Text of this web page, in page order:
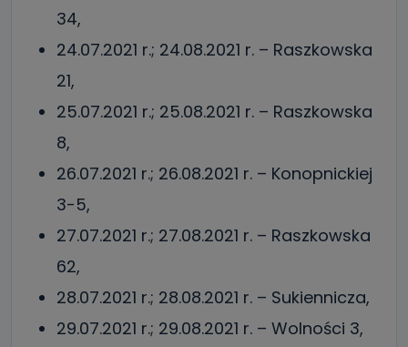
34,
24.07.2021 r.; 24.08.2021 r. – Raszkowska
21,
25.07.2021 r.; 25.08.2021 r. – Raszkowska
8,
26.07.2021 r.; 26.08.2021 r. – Konopnickiej
3-5,
27.07.2021 r.; 27.08.2021 r. – Raszkowska
62,
28.07.2021 r.; 28.08.2021 r. – Sukiennicza,
29.07.2021 r.; 29.08.2021 r. – Wolności 3,